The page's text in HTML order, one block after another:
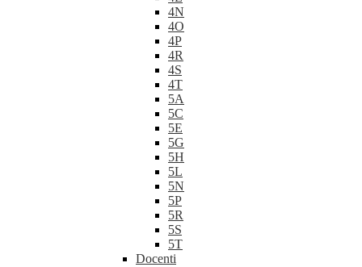
4N
4O
4P
4R
4S
4T
5A
5C
5E
5G
5H
5L
5N
5P
5R
5S
5T
Docenti